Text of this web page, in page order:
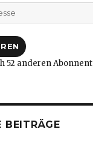
52 anderen
BEITRÄGE